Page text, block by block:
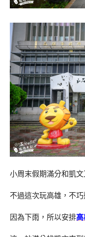
小周末假期滿分和凱文
不過這次玩高雄，不
因為下雨，所以安排高